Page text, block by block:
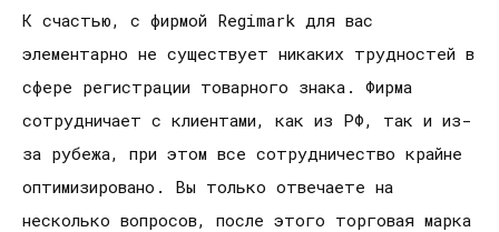
К счастью, с фирмой Regimark для вас
элементарно не существует никаких трудностей в
сфере регистрации товарного знака. Фирма
сотрудничает с клиентами, как из РФ, так и из-
за рубежа, при этом все сотрудничество крайне
оптимизировано. Вы только отвечаете на
несколько вопросов, после этого торговая марка